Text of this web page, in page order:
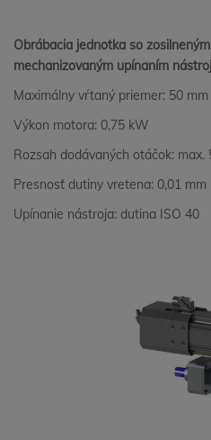
Obrábacia jednotka so
mechanizovaným upínaním
Maximálny vŕtaný priemer: 50
Výkon motora: 0,75 kW
Rozsah dodávaných otáčok: max.
Presnosť dutiny vretena: 0,01 mm
Upínanie nástroja: dutina ISO 40